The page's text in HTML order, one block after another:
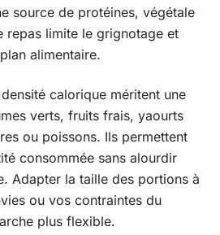
source de protéines, végétale
repas limite le grignotage et
alimentaire.
calorique méritent une
verts, fruits frais, yaourts
ou poissons. Ils permettent
consommée sans alourdir
Adapter la taille des portions à
ou vos contraintes du
plus flexible.